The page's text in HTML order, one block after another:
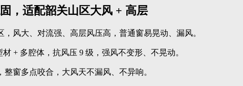
，适配韶关山区大风 + 高层
，风大、对流强、高层风压高，普通窗易晃动、漏风。
材 + 多腔体，抗风压 9 级，强风不变形、不晃动。
整窗多点咬合，大风天不漏风、不异响。